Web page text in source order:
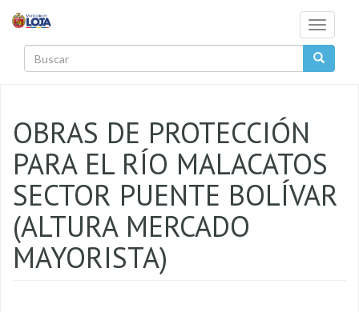
Toggle
OBRAS DE PROTECCIÓN
PARA EL RÍO MALACATOS
SECTOR PUENTE BOLÍVAR
(ALTURA MERCADO
MAYORISTA)